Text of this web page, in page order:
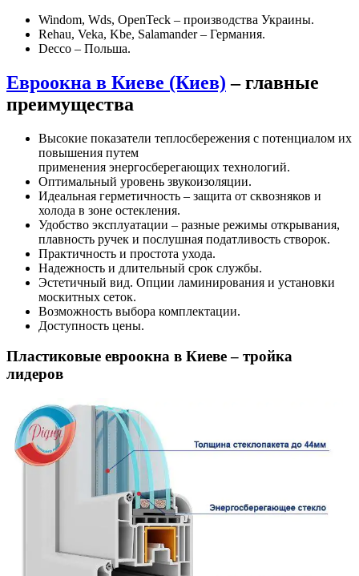
Windom, Wds, OpenTeck – производства Украины.
Rehau, Veka, Kbe, Salamander – Германия.
Decco – Польша.
Евроокна в Киеве (Киев) – главные
преимущества
Высокие показатели теплосбережения с потенциалом их
повышения путем
применения энергосберегающих технологий.
Оптимальный уровень звукоизоляции.
Идеальная герметичность – защита от сквозняков и
холода в зоне остекления.
Удобство эксплуатации – разные режимы открывания,
плавность ручек и послушная податливость створок.
Практичность и простота ухода.
Надежность и длительный срок службы.
Эстетичный вид. Опции ламинирования и установки
москитных сеток.
Возможность выбора комплектации.
Доступность цены.
Пластиковые евроокна в Киеве – тройка
лидеров